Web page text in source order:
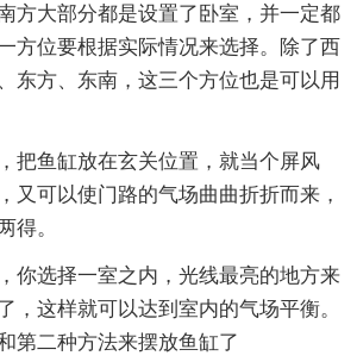
方大部分都是设置了卧室，并一定都
方位要根据实际情况来选择。除了西
东方、东南，这三个方位也是可以用
把鱼缸放在玄关位置，就当个屏风
又可以使门路的气场曲曲折折而来，
得。
你选择一室之内，光线最亮的地方来
，这样就可以达到室内的气场平衡。
第二种方法来摆放鱼缸了